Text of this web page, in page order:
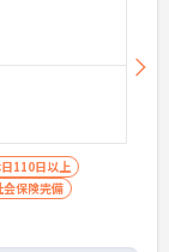
110日以上
会保険完備